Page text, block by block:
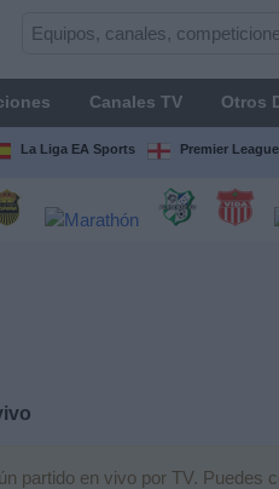
Canales TV Otros
La Liga EA Sports Premier League
partido en vivo por TV. Puedes